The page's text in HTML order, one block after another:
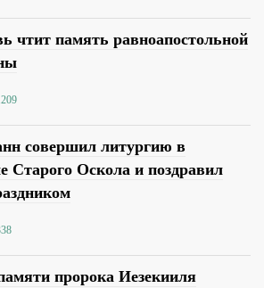
чтит память равноапостольной
совершил литургию в
Старого Оскола и поздравил
пророка Иезекииля